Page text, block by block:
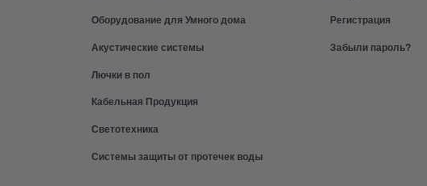
Оборудование для Умного дома
Акустические системы
Лючки в пол
Кабельная Продукция
Светотехника
Системы защиты от протечек воды
Регистрация
Забыли пароль?